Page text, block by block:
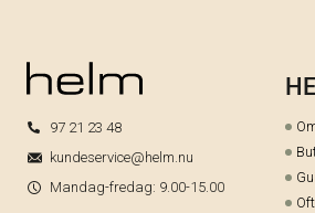
97 21 23 48
kundeservice@helm.nu
Mandag-fredag: 9.00-15.00